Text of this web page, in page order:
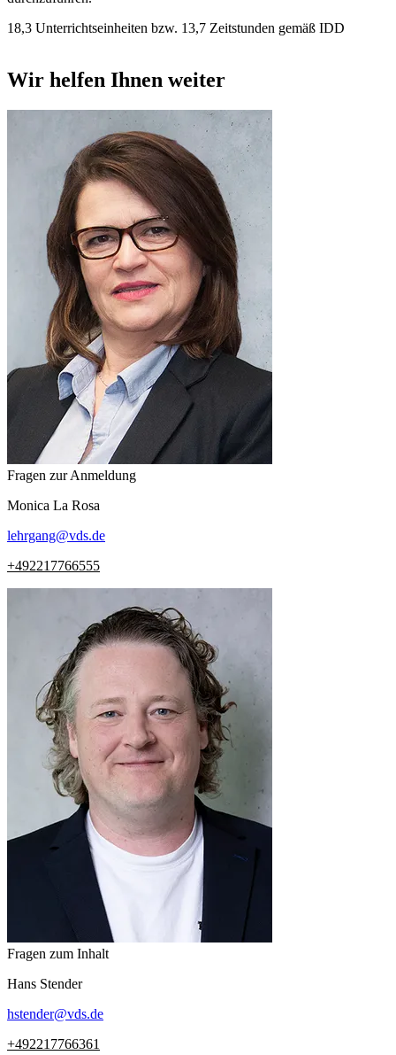
18,3 Unterrichtseinheiten bzw. 13,7 Zeitstunden gemäß IDD
Wir helfen Ihnen weiter
Fragen zur Anmeldung
Monica La Rosa
lehrgang@vds.de
+492217766555
Fragen zum Inhalt
Hans Stender
hstender@vds.de
+492217766361